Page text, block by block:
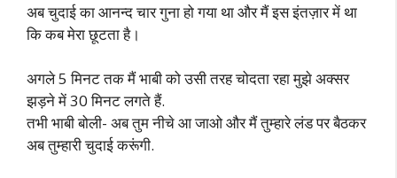
अब चुदाई का आनन्द चार गुना हो गया था और मैं इस इंतज़ार में था
कि कब मेरा छूटता है।
अगले 5 मिनट तक मैं भाबी को उसी तरह चोदता रहा मुझे अक्सर
झड़ने में 30 मिनट लगते हैं.
तभी भाबी बोली- अब तुम नीचे आ जाओ और मैं तुम्हारे लंड पर बैठकर
अब तुम्हारी चुदाई करूंगी.